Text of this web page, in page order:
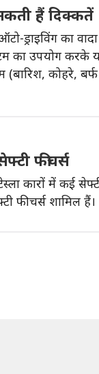
हैं दिक्कतें
ड्राइविंग का
का उपयोग करके
(बारिश, कोहरे,
फीचर्स
कारों में कई
फीचर्स शामिल हैं।